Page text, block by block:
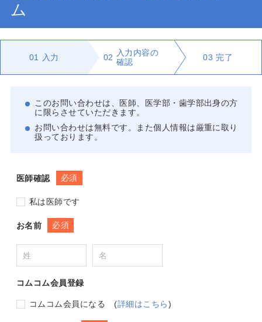
ム
01 入力 02
入力内容の
確認
03 完了
このお問い合わせは、医師、医学部・歯学部出身の方
に限らさせていただきます。
お問い合わせは無料です。また個人情報は厳重に取り
扱っております。
医師確認 必須
私は医師です
お名前 必須
コムコム会員登録
コムコム会員になる (詳細はこちら)